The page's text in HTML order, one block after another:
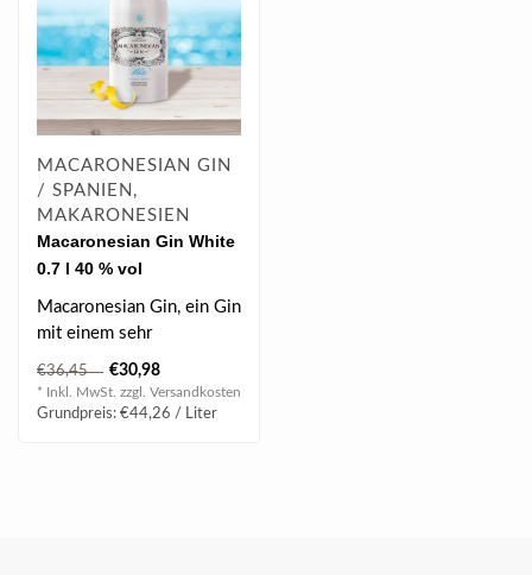
MACARONESIAN GIN
/ SPANIEN,
MAKARONESIEN
Macaronesian Gin White
0.7 l 40 % vol
Macaronesian Gin, ein Gin
mit einem sehr
ausgewogenen Aroma
und Geschmack...
€36,45 €30,98
* Inkl. MwSt. zzgl. Versandkosten
Grundpreis: €44,26 / Liter